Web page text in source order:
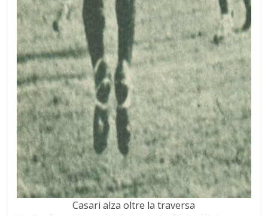
Casari alza oltre la traversa